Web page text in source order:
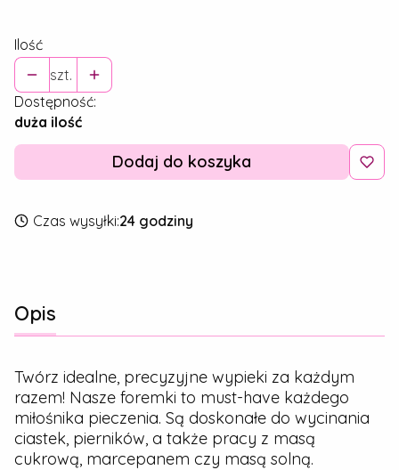
Ilość
szt.
Dostępność:
duża ilość
Dodaj do koszyka
Czas wysyłki:24 godziny
Opis
Twórz idealne, precyzyjne wypieki za każdym
razem! Nasze foremki to must-have każdego
miłośnika pieczenia. Są doskonałe do wycinania
ciastek, pierników, a także pracy z masą
cukrową, marcepanem czy masą solną.